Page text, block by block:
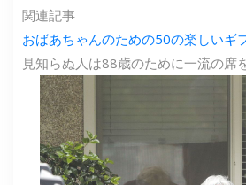
関連記事
おばあちゃんのための50の楽しいギ
見知らぬ人は88歳のために一流の席